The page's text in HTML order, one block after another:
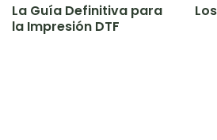
La Guía Definitiva para
la Impresión DTF